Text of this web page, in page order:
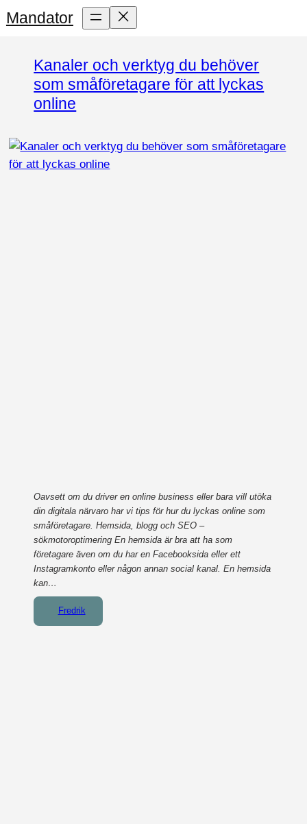
toMandator
Kanaler och verktyg du behöver
som småföretagare för att lyckas
online
Oavsett om du driver en online business eller bara vill utöka
din digitala närvaro har vi tips för hur du lyckas online som
småföretagare. Hemsida, blogg och SEO –
sökmotoroptimering En hemsida är bra att ha som
företagare även om du har en Facebooksida eller ett
Instagramkonto eller någon annan social kanal. En hemsida
kan…
Fredrik